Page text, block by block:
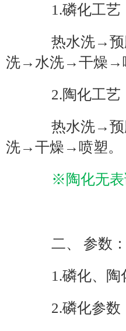
1.磷化工艺
热水洗→预
洗→水洗→干燥→
2.陶化工艺
热水洗→预
洗→干燥→喷塑。
※陶化无表
二、 参数：
1.磷化、陶化
2.磷化参数：